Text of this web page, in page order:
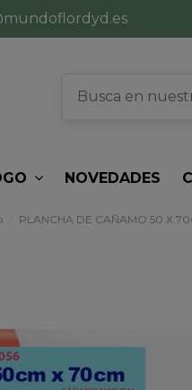
NOVEDADES
PLANCHA DE CAÑAMO 50 X